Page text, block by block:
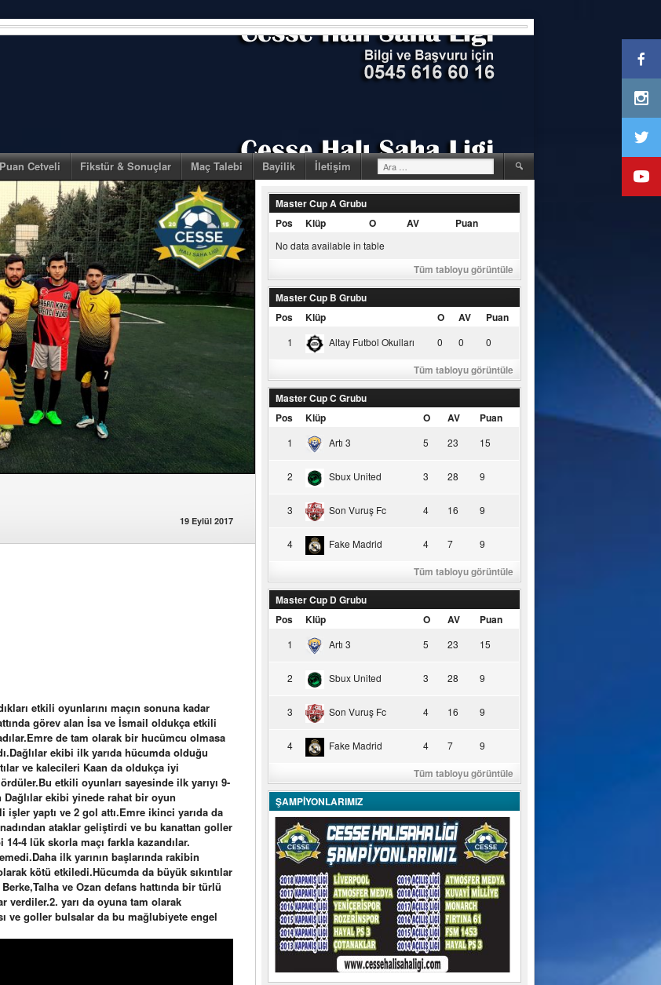
Puan Cetveli Fikstür & Sonuçlar Maç Talebi Bayilik İletişim Arama:
19 Eylül 2017
etkili oyunlarını maçın sonuna kadar
görev alan İsa ve İsmail oldukça etkili
de tam olarak bir hucümcu olmasa
ekibi ilk yarıda hücumda olduğu
ve kalecileri Kaan da oldukça iyi
etkili oyunları sayesinde ilk yarıyı 9-
ekibi yinede rahat bir oyun
yaptı ve 2 gol attı.Emre ikinci yarıda da
ataklar geliştirdi ve bu kanattan goller
4 lük skorla maçı farkla kazandılar.
ilk yarının başlarında rakibin
kötü etkiledi.Hücumda da büyük sıkıntılar
ve Ozan defans hattında bir türlü
yarı da oyuna tam olarak
ve goller bulsalar da bu mağlubiyete engel
Master Cup A Grubu
Pos
Klüp O AV Puan
No data available in table
Tüm tabloyu görüntüle
Master Cup B Grubu
Pos
Klüp O AV Puan
1 Altay Futbol Okulları 0 0 0
Tüm tabloyu görüntüle
Master Cup C Grubu
Pos
Klüp O AV Puan
1 Artı 3 5 23 15
2 Sbux United 3 28 9
3 Son Vuruş Fc 4 16 9
4 Fake Madrid 4 7 9
Tüm tabloyu görüntüle
Master Cup D Grubu
Pos
Klüp O AV Puan
1 Artı 3 5 23 15
2 Sbux United 3 28 9
3 Son Vuruş Fc 4 16 9
4 Fake Madrid 4 7 9
Tüm tabloyu görüntüle
ŞAMPİYONLARIMIZ